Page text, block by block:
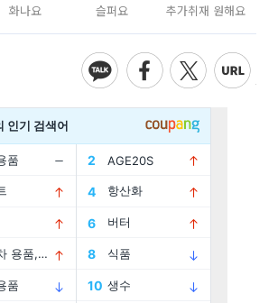
화나요 슬퍼요 추가취재 원해요